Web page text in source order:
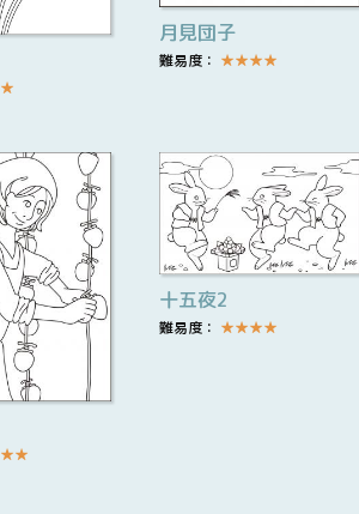
★
月見団子
難易度： ★★★★
★★
十五夜2
難易度： ★★★★